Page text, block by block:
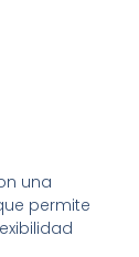
una
permite